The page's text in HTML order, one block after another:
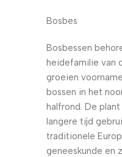
Bosbes
Bosbessen
heidefamilie van
groeien
bossen in het
halfrond. De
langere tijd
traditionele
geneeskunde en